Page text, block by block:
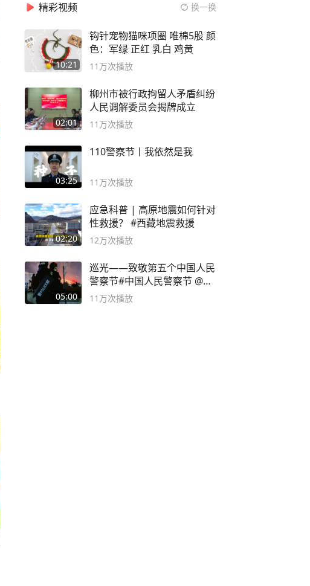
精彩视频 换一换
10:21
钩针宠物猫咪项圈 唯棉5股 颜
色：军绿 正红 乳白 鸡黄
11万次播放
02:01
柳州市被行政拘留人矛盾纠纷
人民调解委员会揭牌成立
11万次播放
03:25
110警察节丨我依然是我
11万次播放
02:20
应急科普 | 高原地震如何针对
性救援？ #西藏地震救援
12万次播放
05:00
巡光——致敬第五个中国人民
警察节#中国人民警察节 @抖
音小助手
11万次播放